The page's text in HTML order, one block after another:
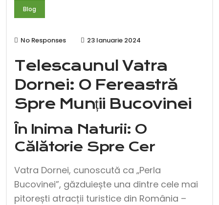
Blog
No Responses 23 Ianuarie 2024
Telescaunul Vatra
Dornei: O Fereastră
Spre Munții Bucovinei
În Inima Naturii: O
Călătorie Spre Cer
Vatra Dornei, cunoscută ca „Perla
Bucovinei”, găzduiește una dintre cele mai
pitorești atracții turistice din România –